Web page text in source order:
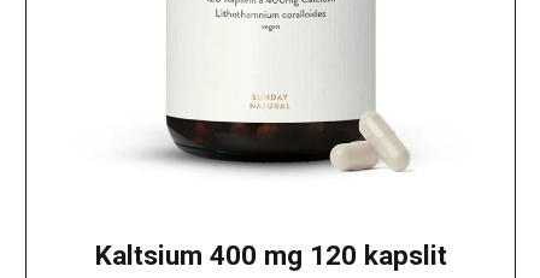
Kaltsium 400 mg 120 kapslit